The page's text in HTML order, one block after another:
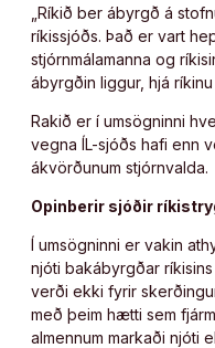
„Ríkið ber ábyrgð á
ríkissjóðs. Það er vart
stjórnmálamanna og
ábyrgðin liggur, hjá ríkinu
Rakið er í umsögninni
vegna ÍL-sjóðs hafi enn
ákvörðunum stjórnvalda.
Opinberir sjóðir
Í umsögninni er vakin
njóti bakábyrgðar
verði ekki fyrir
með þeim hætti sem
almennum markaði njóti